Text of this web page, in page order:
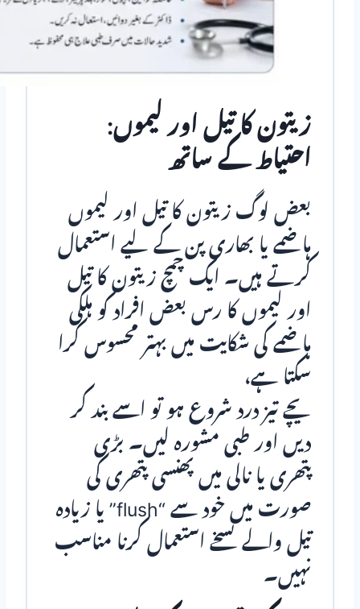
زیتون کا تیل اور لیموں:
احتیاط کے ساتھ
بعض لوگ زیتون کا تیل اور لیموں
ہاضمے یا بھاری پن کے لیے استعمال
کرتے ہیں۔ ایک چمچ زیتون کا تیل
اور لیموں کا رس بعض افراد کو ہلکی
ہاضمے کی شکایت میں بہتر محسوس کرا
سکتا ہے،
یچے تیز درد شروع ہو تو اسے بند کر
دیں اور طبی مشورہ لیں۔ بڑی
پتھری یا نالی میں پھنسی پتھری کی
صورت میں خود سے “flush” یا زیادہ
تیل والے نسخے استعمال کرنا مناسب
نہیں۔